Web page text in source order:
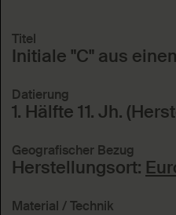
Titel
Initiale "C" aus
Datierung
1. Hälfte 11. Jh.
Geografischer Bezug
Herstellungsort:
Material / Technik